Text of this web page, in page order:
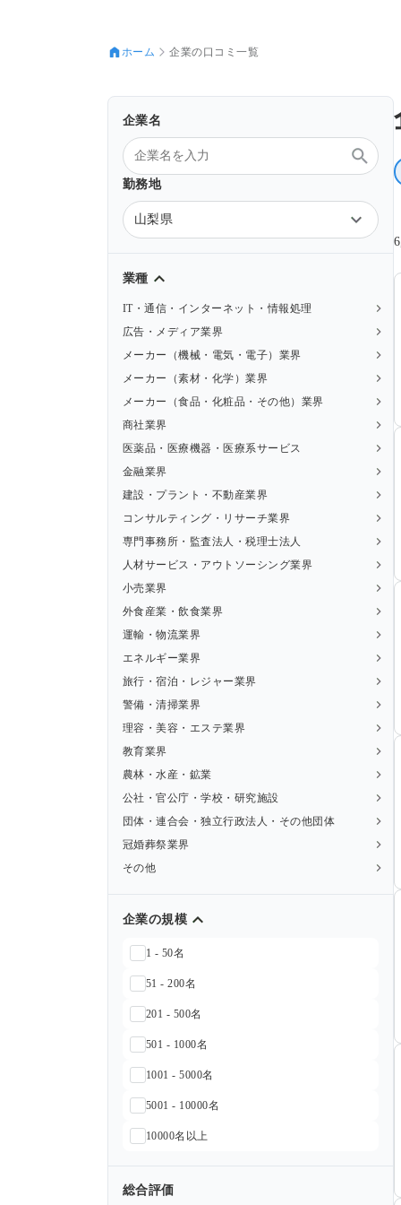
ホーム 企業の口コミ一覧
企業名
勤務地
山梨県
業種
IT・通信・インターネット・情報処理
広告・メディア業界
メーカー（機械・電気・電子）業界
メーカー（素材・化学）業界
メーカー（食品・化粧品・その他）業界
商社業界
医薬品・医療機器・医療系サービス
金融業界
建設・プラント・不動産業界
コンサルティング・リサーチ業界
専門事務所・監査法人・税理士法人
人材サービス・アウトソーシング業界
小売業界
外食産業・飲食業界
運輸・物流業界
エネルギー業界
旅行・宿泊・レジャー業界
警備・清掃業界
理容・美容・エステ業界
教育業界
農林・水産・鉱業
公社・官公庁・学校・研究施設
団体・連合会・独立行政法人・その他団体
冠婚葬祭業界
その他
企業の規模
1 - 50名
51 - 200名
201 - 500名
501 - 1000名
1001 - 5000名
5001 - 10000名
10000名以上
総合評価